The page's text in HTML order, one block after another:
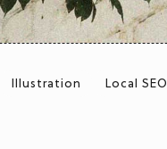
Illustration Local SEO